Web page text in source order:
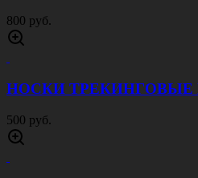
800 руб.
НОСКИ ТРЕКИНГОВЫЕ
500 руб.